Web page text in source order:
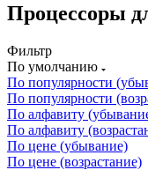
Процессоры
Фильтр
По умолчанию
По популярности
По популярности
По алфавиту
По алфавиту
По цене (убывание)
По цене (возрастание)